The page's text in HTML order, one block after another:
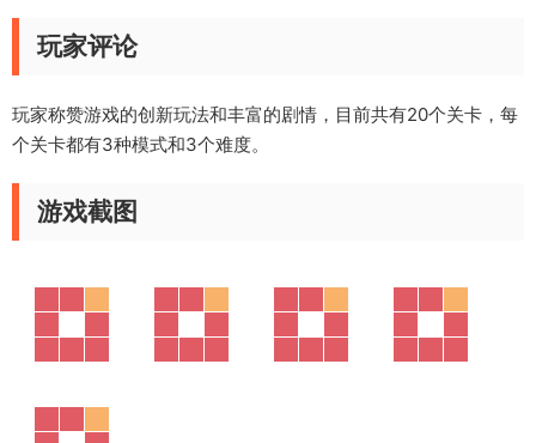
玩家评论
玩家称赞游戏的创新玩法和丰富的剧情，目前共有20个关卡，每
个关卡都有3种模式和3个难度。
游戏截图